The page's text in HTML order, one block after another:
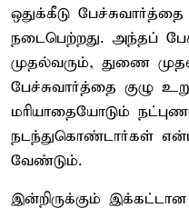
ஒதுக்கீடு
நடைபெற்றது. அந்தப்
முதல்வரும், துணை
பேச்சுவார்த்தை குழு
மரியாதையோடும்
நடந்துகொண்டார்கள்
வேண்டும்.
இன்றிருக்கும்